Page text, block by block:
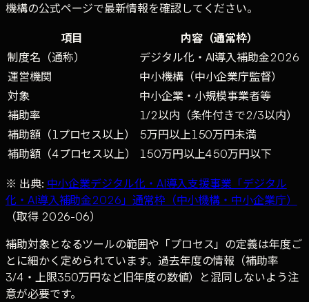
機構の公式ページで最新情報を確認してください。
項目
内容（通常枠）
制度名（通称）
デジタル化・AI導入補助金2026
運営機関
中小機構（中小企業庁監督）
対象
中小企業・小規模事業者等
補助率
1/2以内（条件付きで2/3以内）
補助額（1プロセス以上）
5万円以上150万円未満
補助額（4プロセス以上）
150万円以上450万円以下
※ 出典: 中小企業デジタル化・AI導入支援事業「デジタル
化・AI導入補助金2026」通常枠（中小機構・中小企業庁）
（取得 2026-06）
補助対象となるツールの範囲や「プロセス」の定義は年度ご
とに細かく定められています。過去年度の情報（補助率
3/4・上限350万円など旧年度の数値）と混同しないよう注
意が必要です。